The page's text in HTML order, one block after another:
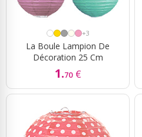
+3
La Boule Lampion De
Décoration 25 Cm
1.70 €